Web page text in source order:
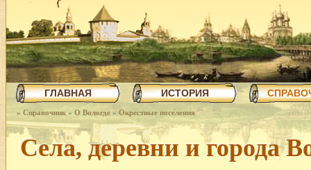
ГЛАВНАЯ ИСТОРИЯ
» Справочник » О Вологде » Окрестные поселения
Села, деревни и города